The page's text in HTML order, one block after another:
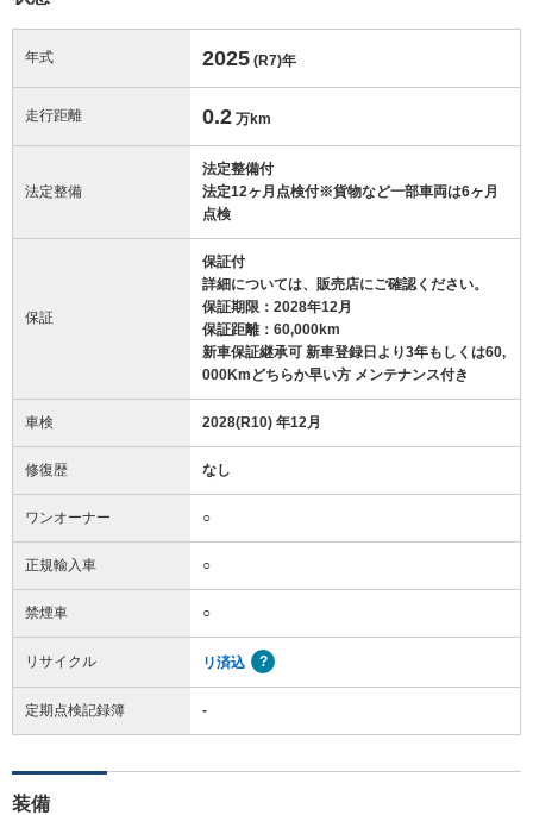
年式 2025 (R7)年
走行距離 0.2 万km
法定整備
法定整備付
法定12ヶ月点検付※貨物など一部車両は6ヶ月
点検
保証
保証付
詳細については、販売店にご確認ください。
保証期限：2028年12月
保証距離：60,000km
新車保証継承可 新車登録日より3年もしくは60,
000Kmどちらか早い方 メンテナンス付き
車検 2028(R10) 年12月
修復歴 なし
ワンオーナー ○
正規輸入車 ○
禁煙車 ○
リサイクル リ済込
定期点検記録簿 -
装備